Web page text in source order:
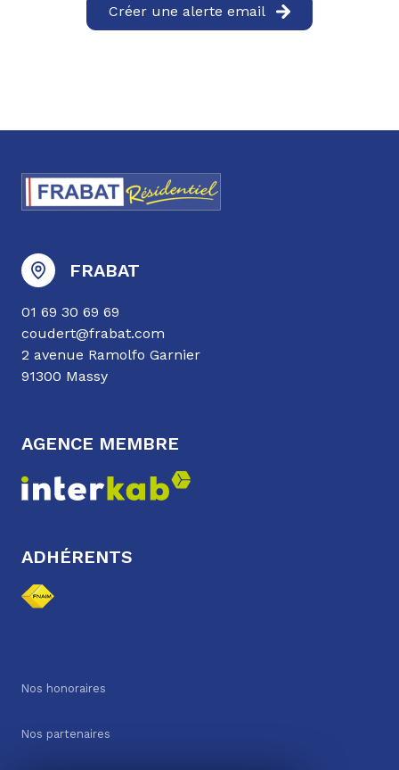
Créer une alerte email
FRABAT
01 69 30 69 69
coudert@frabat.com
2 avenue Ramolfo Garnier
91300 Massy
AGENCE MEMBRE
ADHÉRENTS
Nos honoraires
Nos partenaires